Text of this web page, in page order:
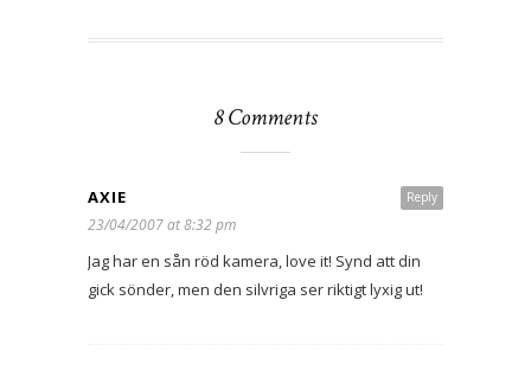
8 Comments
Reply
AXIE
23/04/2007 at 8:32 pm
Jag har en sån röd kamera, love it! Synd att din
gick sönder, men den silvriga ser riktigt lyxig ut!